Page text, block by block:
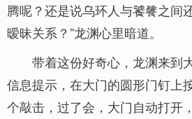
腾呢？还是说乌环人与饕餮之间
暧昧关系？”龙渊心里暗道。
带着这份好奇心，龙渊来到
信息提示，在大门的圆形门钉上
个敲击，过了会，大门自动打开